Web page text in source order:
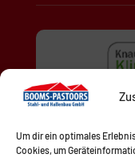
Um dir ein optimales
Cookies, um